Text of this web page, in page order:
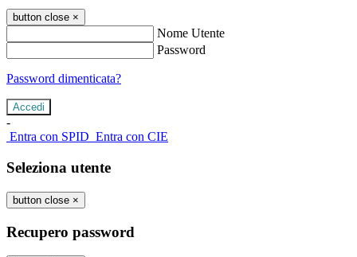
button close ×
Nome Utente
Password
Password dimenticata?
-
Entra con SPID Entra con CIE
Seleziona utente
button close ×
Recupero password